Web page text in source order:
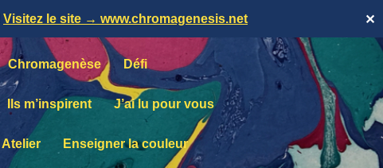
Visitez le site → www.chromagenesis.net ✕
Chromagenèse Défi
Ils m’inspirent J’ai lu pour vous
Atelier Enseigner la couleur